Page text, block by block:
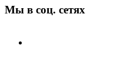
Мы в соц. сетях